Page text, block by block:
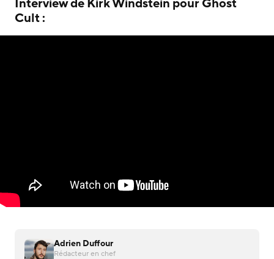
Interview de Kirk Windstein pour Ghost
Cult :
Adrien Duffour
Rédacteur en chef